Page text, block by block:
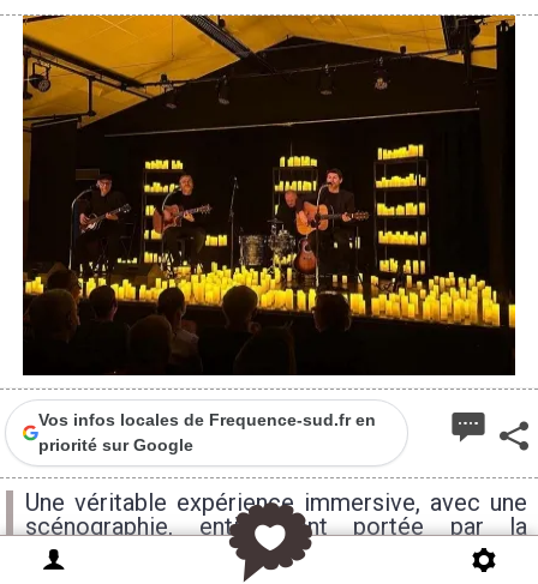
Vos infos locales de Frequence-sud.fr en
priorité sur Google
Une véritable expérience immersive, avec une
scénographie, entièrement portée par la
lumière des bougies. La flamme des Beatles, à
ne pas manquer le 10 juillet à 21h aux Carrières